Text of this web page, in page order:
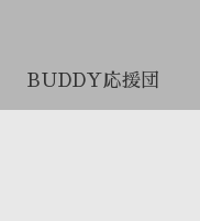
BUDDY応援団